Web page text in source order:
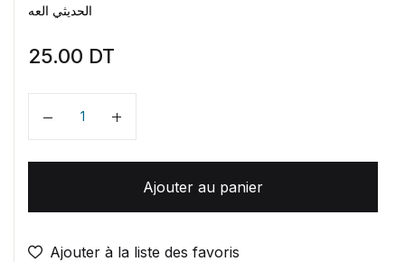
الحديثي العه
25.00 DT
Quantité
Ajouter au panier
Ajouter à la liste des favoris